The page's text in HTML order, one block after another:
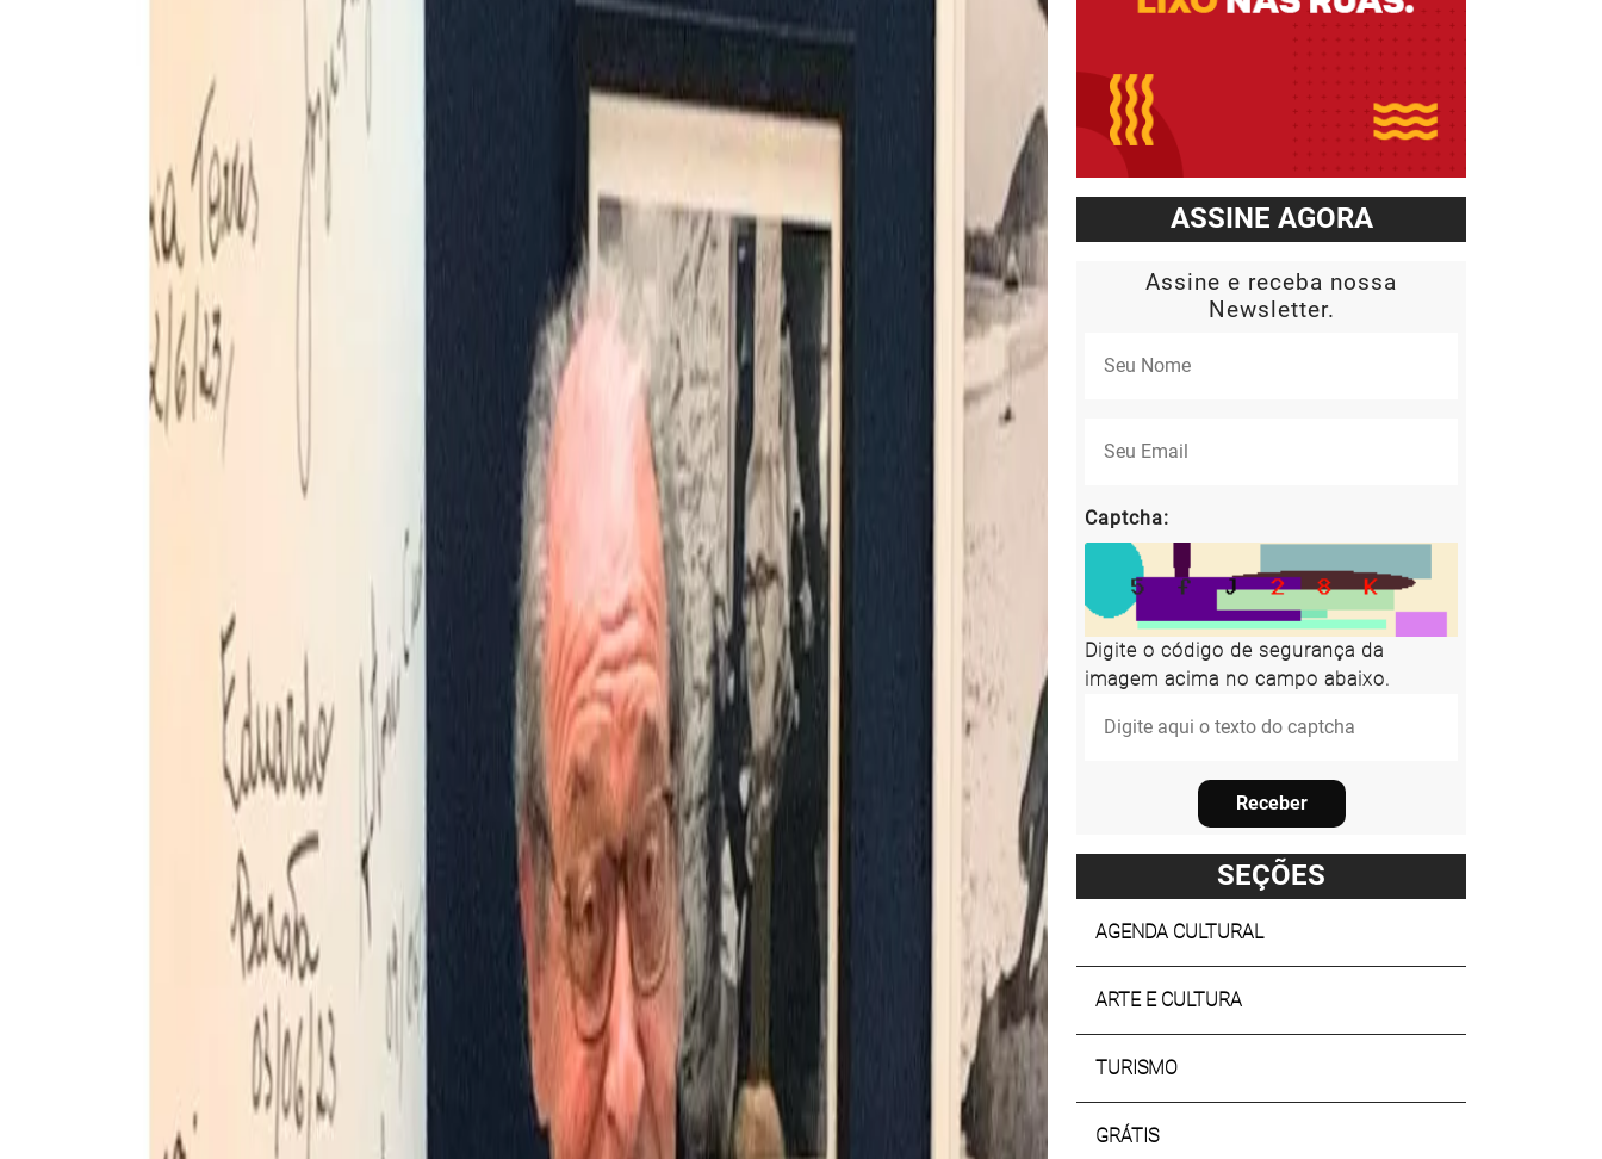
ASSINE AGORA
Assine e receba nossa
Newsletter.
Captcha:
Digite o código de segurança da
imagem acima no campo abaixo.
Receber
SEÇÕES
AGENDA CULTURAL
ARTE E CULTURA
TURISMO
GRÁTIS